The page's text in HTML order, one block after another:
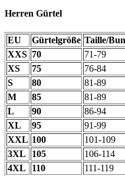
Herren Gürtel
EU Gürtelgröße Taille/
XXS 70
71-79
XS
75
76-84
S
80
81-89
M
85
81-89
L
90
86-94
XL
95
91-99
XXL 100
101-109
3XL
105
106-114
4XL
110
111-119